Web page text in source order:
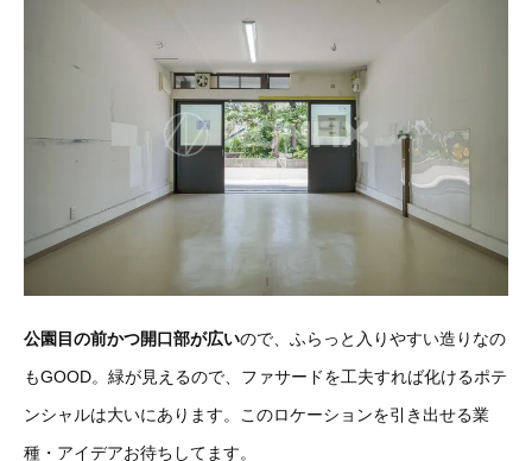
公園目の前かつ開口部が広いので、ふらっと入りやすい造りなの
もGOOD。緑が見えるので、ファサードを工夫すれば化けるポテ
ンシャルは大いにあります。このロケーションを引き出せる業
種・アイデアお待ちしてます。